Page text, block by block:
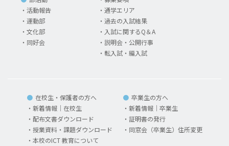
活動報告
運動部
文化部
同好会
通学エリア
過去の入試結果
入試に関するQ＆A
説明会・公開行事
転入試・編入試
在校生・保護者の方へ
新着情報｜在校生
配布文書ダウンロード
授業資料・課題ダウンロード
本校のICT 教育について
卒業生の方へ
新着情報｜卒業生
証明書の発行
同窓会（卒業生）住所変更